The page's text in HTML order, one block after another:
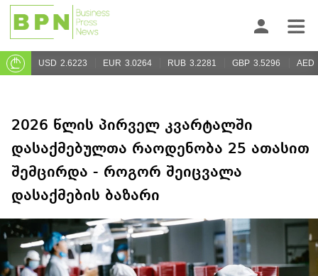
USD 2.6223 EUR 3.0264 RUB 3.2281 GBP 3.5296 AED
2026 წლის პირველ კვარტალში
დასაქმებულთა რაოდენობა 25 ათასით
შემცირდა - როგორ შეიცვალა
დასაქმების ბაზარი